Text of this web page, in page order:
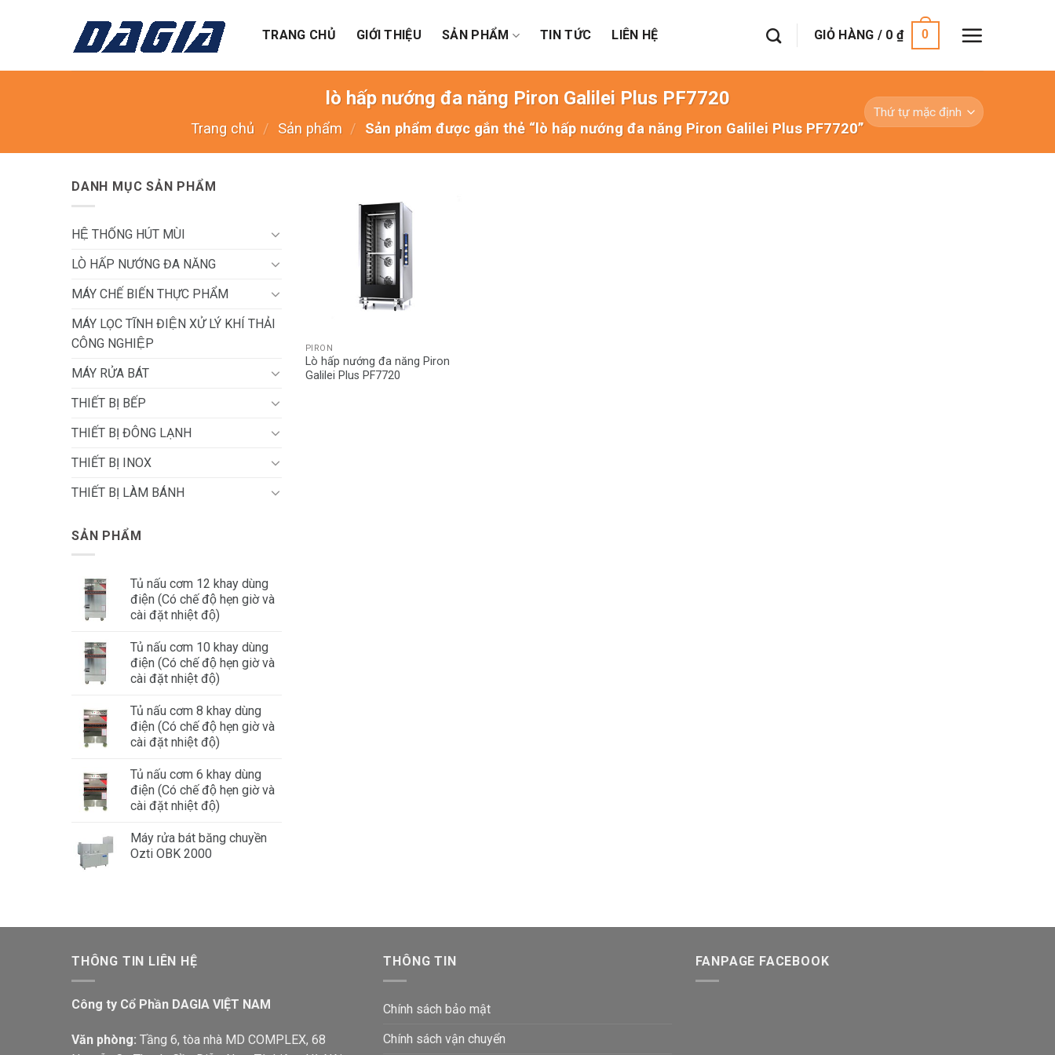
TRANG CHỦ GIỚI THIỆU SẢN PHẨM TIN TỨC LIÊN HỆ GIỎ HÀNG / 0₫ 0
lò hấp nướng đa năng Piron Galilei Plus PF7720
Trang chủ / Sản phẩm / Sản phẩm được gắn thẻ “lò hấp nướng đa năng Piron Galilei Plus PF7720”
DANH MỤC SẢN PHẨM
HỆ THỐNG HÚT MÙI
LÒ HẤP NƯỚNG ĐA NĂNG
MÁY CHẾ BIẾN THỰC PHẨM
MÁY LỌC TĨNH ĐIỆN XỬ LÝ KHÍ THẢI
CÔNG NGHIỆP
MÁY RỬA BÁT
THIẾT BỊ BẾP
THIẾT BỊ ĐÔNG LẠNH
THIẾT BỊ INOX
THIẾT BỊ LÀM BÁNH
SẢN PHẨM
Tủ nấu cơm 12 khay dùng
điện (Có chế độ hẹn giờ và
cài đặt nhiệt độ)
Tủ nấu cơm 10 khay dùng
điện (Có chế độ hẹn giờ và
cài đặt nhiệt độ)
Tủ nấu cơm 8 khay dùng
điện (Có chế độ hẹn giờ và
cài đặt nhiệt độ)
Tủ nấu cơm 6 khay dùng
điện (Có chế độ hẹn giờ và
cài đặt nhiệt độ)
Máy rửa bát băng chuyền
Ozti OBK 2000
PIRON
Lò hấp nướng đa năng Piron
Galilei Plus PF7720
THÔNG TIN LIÊN HỆ
Công ty Cổ Phần DAGIA VIỆT NAM
Văn phòng: Tầng 6, tòa nhà MD COMPLEX, 68
THÔNG TIN
Chính sách bảo mật
Chính sách vận chuyển
FANPAGE FACEBOOK